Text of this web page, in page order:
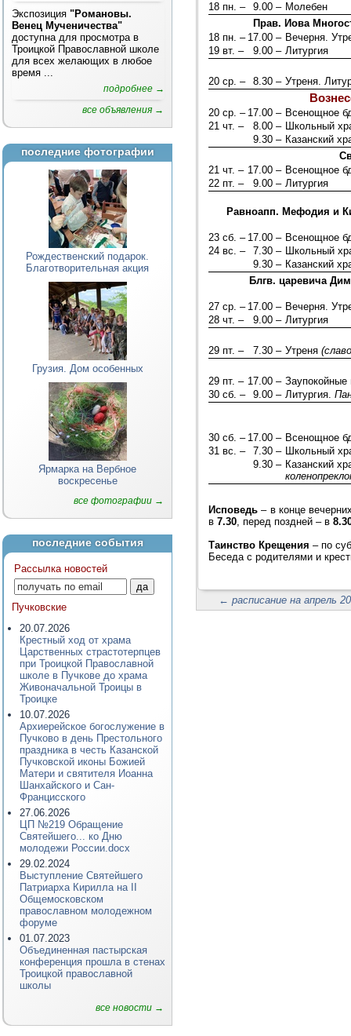
Экспозиция "Романовы.
Венец Мученичества"
доступна для просмотра в
Троицкой Православной школе
для всех желающих в любое
время ...
подробнее →
все объявления →
последние фотографии
Рождественский подарок.
Благотворительная акция
Грузия. Дом особенных
Ярмарка на Вербное
воскресенье
все фотографии →
последние события
Рассылка новостей
Пучковские
20.07.2026
Крестный ход от храма
Царственных страстотерпцев
при Троицкой Православной
школе в Пучкове до храма
Живоначальной Троицы в
Троицке
10.07.2026
Архиерейское богослужение в
Пучково в день Престольного
праздника в честь Казанской
Пучковской иконы Божией
Матери и святителя Иоанна
Шанхайского и Сан-
Францисского
27.06.2026
ЦП №219 Обращение
Святейшего... ко Дню
молодежи России.docx
29.02.2024
Выступление Святейшего
Патриарха Кирилла на II
Общемосковском
православном молодежном
форуме
01.07.2023
Объединенная пастырская
конференция прошла в стенах
Троицкой православной
школы
все новости →
18 пн. –
9.00 – Молебен
Прав. Иова
18 пн. – 17.00 – Вечерня.
19 вт. –
9.00 – Литургия
20 ср. – 8.30 – Утреня.
20 ср. – 17.00 – Всенощное
21 чт. –
8.00 – Школьный
9.30 – Казанский
21 чт. – 17.00 – Всенощное
22 пт. –
9.00 – Литургия
Равноапп. Мефодия и
23 сб. – 17.00 – Всенощное
24 вс. –
7.30 – Школьный
9.30 – Казанский
Блгв. царевича
27 ср. – 17.00 – Вечерня.
28 чт. –
9.00 – Литургия
29 пт. – 7.30 – Утреня
29 пт. – 17.00 – Заупокойные
30 сб. –
9.00 – Литургия.
30 сб. – 17.00 – Всенощное
31 вс. –
7.30 – Школьный
9.30 – Казанский
Исповедь – в конце
в7.30, перед поздней – в
Таинство Крещения – по
Беседа с родителями и
← расписание на апрель